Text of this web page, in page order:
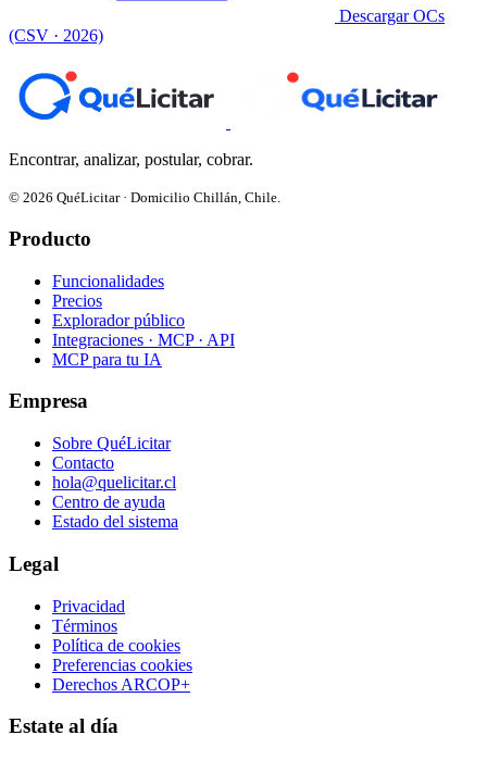
Descargar OCs
(CSV · 2026)
Encontrar, analizar, postular, cobrar.
© 2026 QuéLicitar · Domicilio Chillán, Chile.
Producto
Funcionalidades
Precios
Explorador público
Integraciones · MCP · API
MCP para tu IA
Empresa
Sobre QuéLicitar
Contacto
hola@quelicitar.cl
Centro de ayuda
Estado del sistema
Legal
Privacidad
Términos
Política de cookies
Preferencias cookies
Derechos ARCOP+
Estate al día